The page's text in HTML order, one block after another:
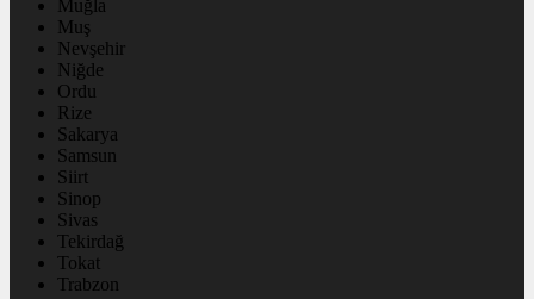
Muğla
Muş
Nevşehir
Niğde
Ordu
Rize
Sakarya
Samsun
Siirt
Sinop
Sivas
Tekirdağ
Tokat
Trabzon